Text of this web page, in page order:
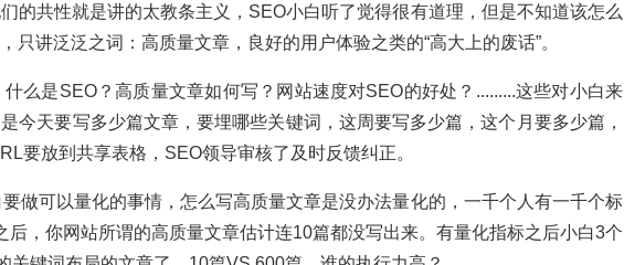
的共性就是讲的太教条主义，SEO小白听了觉得很有道理，但是不知道该怎么
只讲泛泛之词：高质量文章，良好的用户体验之类的“高大上的废话”。
么是SEO？高质量文章如何写？网站速度对SEO的好处？.........这些对小白来
今天要写多少篇文章，要埋哪些关键词，这周要写多少篇，这个月要多少篇，
要放到共享表格，SEO领导审核了及时反馈纠正。
做可以量化的事情，怎么写高质量文章是没办法量化的，一千个人有一千个标
后，你网站所谓的高质量文章估计连10篇都没写出来。有量化指标之后小白3个